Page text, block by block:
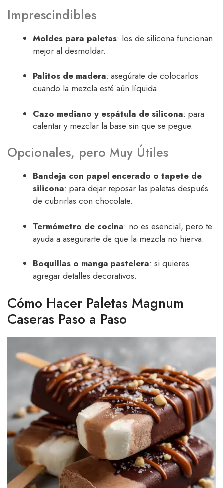
Imprescindibles
Moldes para paletas: los de silicona funcionan
mejor al desmoldar.
Palitos de madera: asegúrate de colocarlos
cuando la mezcla esté aún líquida.
Cazo mediano y espátula de silicona: para
calentar y mezclar la base sin que se pegue.
Opcionales, pero Muy Útiles
Bandeja con papel encerado o tapete de
silicona: para dejar reposar las paletas después
de cubrirlas con chocolate.
Termómetro de cocina: no es esencial, pero te
ayuda a asegurarte de que la mezcla no hierva.
Boquillas o manga pastelera: si quieres
agregar detalles decorativos.
Cómo Hacer Paletas Magnum
Caseras Paso a Paso